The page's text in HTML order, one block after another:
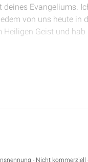
Evangeliums.
von uns heute in
Geist und
Dinge rühmen
zu geben, weil er
- Nicht kommerziell